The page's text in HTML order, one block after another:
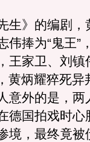
》的编剧，
伟捧为“鬼王”
王家卫、刘镇
黄炳耀猝死
意外的是，两
德国拍戏时心
境，最终竟被